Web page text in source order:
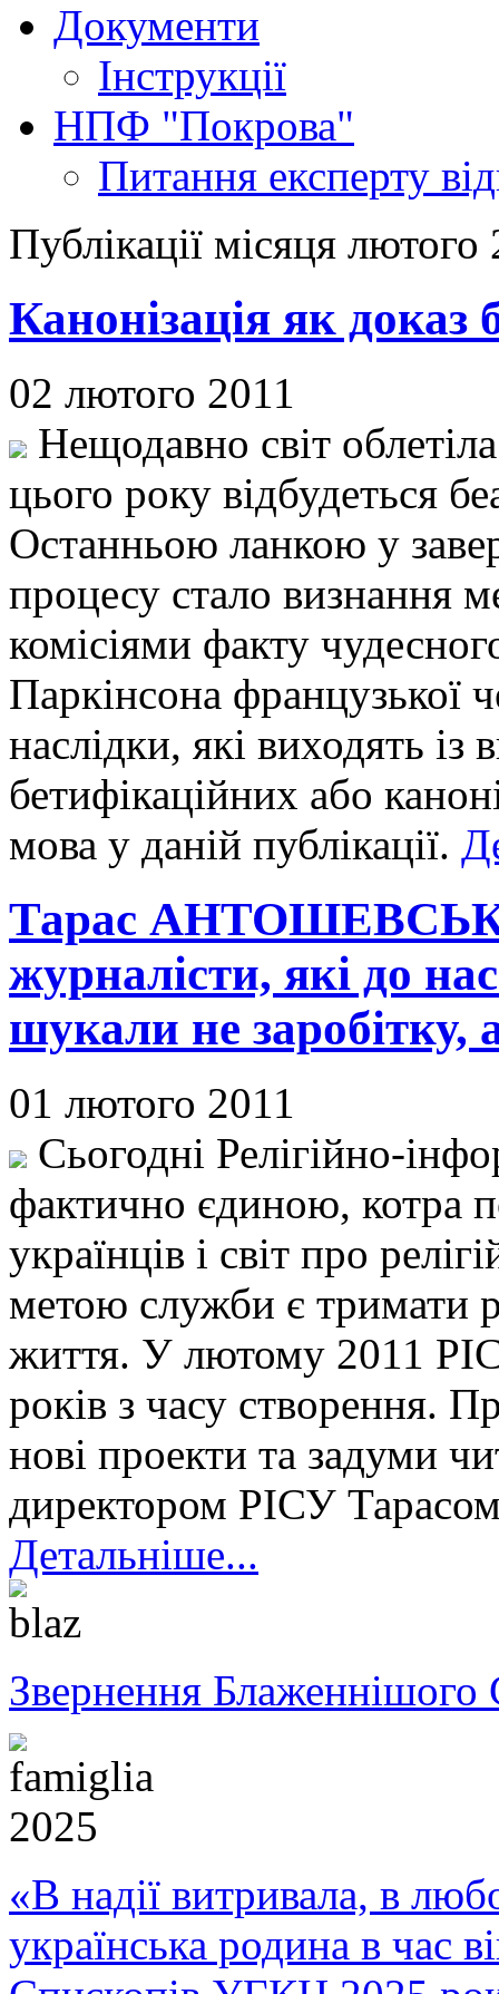
Документи
Інструкції
НПФ "Покрова"
Питання експерту
Публікації місяця лютого
Канонізація як доказ
02 лютого 2011
Нещодавно світ
цього року відбудеться
Останньою ланкою у
процесу стало визнання
комісіями факту
Паркінсона
наслідки, які виходять
бетифікаційних або
мова у даній публікації.
Тарас
журналісти, які до
шукали не заробітку,
01 лютого 2011
Сьогодні Релігійно-
фактично єдиною, котра
українців і світ про
метою служби є тримати
життя. У лютому 2011
років з часу створення.
нові проекти та задуми
директором РІСУ
Детальніше...
Звернення Блаженнішого
«В надії витривала, в
українська родина в час